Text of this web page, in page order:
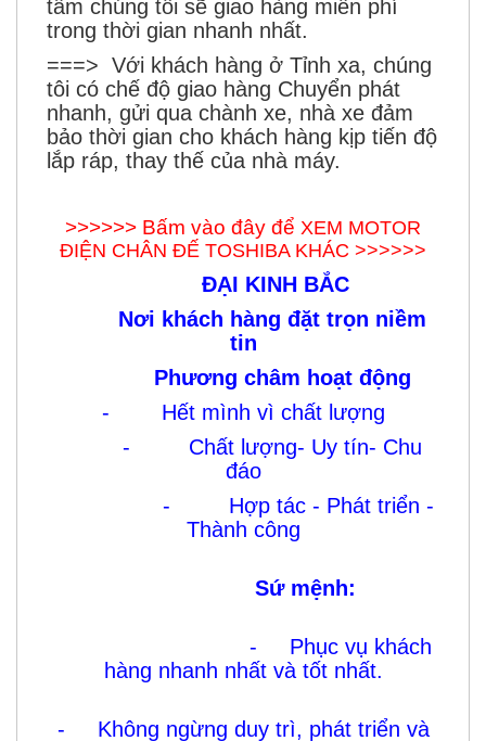
===> Với khách hàng ở Tỉnh xa, chúng
tôi có chế độ giao hàng Chuyển phát
nhanh, gửi qua chành xe, nhà xe đảm
bảo thời gian cho khách hàng kịp tiến độ
lắp ráp, thay thế của nhà máy.
ĐIỆN CHÂN ĐẾ TOSHIBA KHÁC >>>>>>
ĐẠI KINH BẮC
Nơi khách hàng đặt trọn niềm
tin
Phương châm hoạt động
- Hết mình vì chất lượng
- Chất lượng- Uy tín- Chu
đáo
- Hợp tác - Phát triển -
Thành công
hàng nhanh nhất và tốt nhất.
mở rộng thị trường.